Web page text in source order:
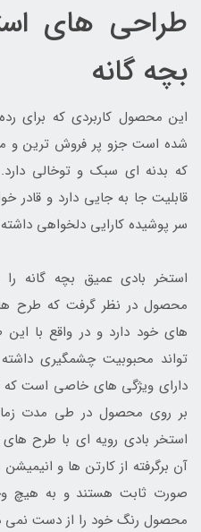
طراحی های
بچه گانه
این محصول کاربردی که برای
شده است جزو پر فروش ترین و
که بدنه ای سبک و توخالی
قابلیت جا به جایی دارد و قادر
سر پوشیده کارایی دلخواهی
استخر بادی عمیق بچه گانه
محصول در نظر گرفت که طرح
های خود دارد و در واقع با
تواند محبوبیت چشمگیری
دارای ویژگی های خاصی است که
بر روی محصول در طی مدت
استخر بادی رویه ای با طرح
آن برگرفته از کارتن ها و
صورت ثابت هستند و به هیچ
محصول رنگ خود را از دست نمی